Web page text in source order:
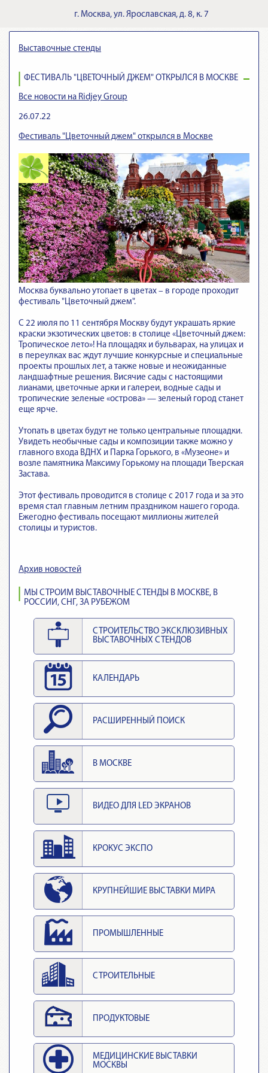
г. Москва, ул. Ярославская, д. 8, к. 7
Выставочные стенды
ФЕСТИВАЛЬ "ЦВЕТОЧНЫЙ ДЖЕМ" ОТКРЫЛСЯ В МОСКВЕ
Все новости на Ridjey Group
26.07.22
Фестиваль "Цветочный джем" открылся в Москве
Москва буквально утопает в цветах – в городе проходит
фестиваль "Цветочный джем".
С 22 июля по 11 сентября Москву будут украшать яркие
краски экзотических цветов: в столице «Цветочный джем:
Тропическое лето»! На площадях и бульварах, на улицах и
в переулках вас ждут лучшие конкурсные и специальные
проекты прошлых лет, а также новые и неожиданные
ландшафтные решения. Висячие сады с настоящими
лианами, цветочные арки и галереи, водные сады и
тропические зеленые «острова» — зеленый город станет
еще ярче.
Утопать в цветах будут не только центральные площадки.
Увидеть необычные сады и композиции также можно у
главного входа ВДНХ и Парка Горького, в «Музеоне» и
возле памятника Максиму Горькому на площади Тверская
Застава.
Этот фестиваль проводится в столице с 2017 года и за это
время стал главным летним праздником нашего города.
Ежегодно фестиваль посещают миллионы жителей
столицы и туристов.
Архив новостей
МЫ СТРОИМ ВЫСТАВОЧНЫЕ СТЕНДЫ В МОСКВЕ, В
РОССИИ, СНГ, ЗА РУБЕЖОМ
СТРОИТЕЛЬСТВО ЭКСКЛЮЗИВНЫХ
ВЫСТАВОЧНЫХ СТЕНДОВ
КАЛЕНДАРЬ
РАСШИРЕННЫЙ ПОИСК
В МОСКВЕ
ВИДЕО ДЛЯ LED ЭКРАНОВ
КРОКУС ЭКСПО
КРУПНЕЙШИЕ ВЫСТАВКИ МИРА
ПРОМЫШЛЕННЫЕ
СТРОИТЕЛЬНЫЕ
ПРОДУКТОВЫЕ
МЕДИЦИНСКИЕ ВЫСТАВКИ
МОСКВЫ